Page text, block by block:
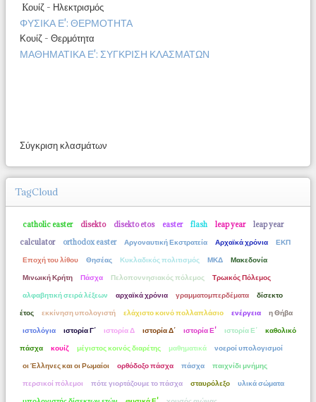
Kουίζ - Ηλεκτρισμός
ΦΥΣΙΚΑ Ε': ΘΕΡΜΟΤΗΤΑ
Κουίζ - Θερμότητα
ΜΑΘΗΜΑΤΙΚΑ Ε': ΣΥΓΚΡΙΣΗ ΚΛΑΣΜΑΤΩΝ
Σύγκριση κλασμάτων
TagCloud
catholic easter disekto disekto etos easter flash leap year
leap year
calculator
orthodox easter Αργοναυτική Εκστρατεία Αρχαϊκά χρόνια
ΕΚΠ
Εποχή του λίθου
Θησέας Κυκλαδικός πολιτισμός ΜΚΔ
Μακεδονία
Μινωική Κρήτη
Πάσχα Πελοποννησιακός πόλεμος
Τρωικός Πόλεμος
αλφαβητική σειρά λέξεων
αρχαϊκά χρόνια γραμματομπερδέματα
δίσεκτο
έτος
εκκίνηση υπολογιστή ελάχιστο κοινό πολλαπλάσιο ενέργεια
η Θήβα
ιστολόγια
ιστορία Γ΄ ιστορία Δ ιστορία Δ΄ ιστορία Ε' ιστορία Ε΄
καθολικό
πάσχα
κουίζ μέγιστος κοινός διαρέτης μαθηματικά
νοεροί υπολογισμοί
οι Έλληνες και οι Ρωμαίοι
ορθόδοξο πάσχα πάσχα
παιχνίδι μνήμης
περσικοί πόλεμοι
πότε γιορτάζουμε το πάσχα σταυρόλεξο
υλικά σώματα